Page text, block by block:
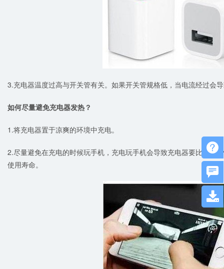
3.充电器温度过高与开关管有关。如果开关管规格低，当电流经过会
如何尽量避免充电器发热？
1.将充电器置于凉爽的环境中充电。
2.尽量避免在充电的时候玩手机，充电玩手机会导致充电器要比你正
使用寿命。


